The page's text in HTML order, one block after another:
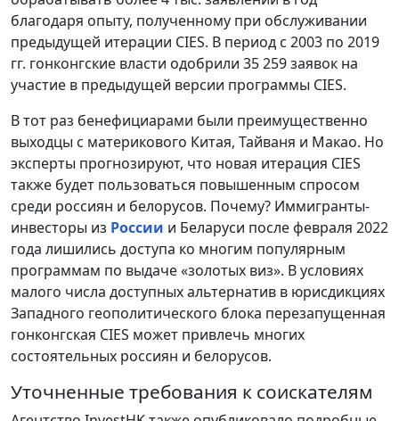
благодаря опыту, полученному при обслуживании
предыдущей итерации CIES. В период с 2003 по 2019
гг. гонконгские власти одобрили 35 259 заявок на
участие в предыдущей версии программы CIES.
В тот раз бенефициарами были преимущественно
выходцы с материкового Китая, Тайваня и Макао. Но
эксперты прогнозируют, что новая итерация CIES
также будет пользоваться повышенным спросом
среди россиян и белорусов. Почему? Иммигранты-
инвесторы из России и Беларуси после февраля 2022
года лишились доступа ко многим популярным
программам по выдаче «золотых виз». В условиях
малого числа доступных альтернатив в юрисдикциях
Западного геополитического блока перезапущенная
гонконгская CIES может привлечь многих
состоятельных россиян и белорусов.
Уточненные требования к соискателям